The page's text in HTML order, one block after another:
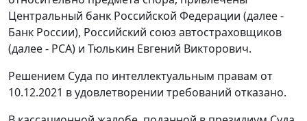
Центральный банк Российской Федерации (далее -
Банк России), Российский союз автостраховщиков
(далее - РСА) и Тюлькин Евгений Викторович.
Решением Суда по интеллектуальным правам от
10.12.2021 в удовлетворении требований отказано.